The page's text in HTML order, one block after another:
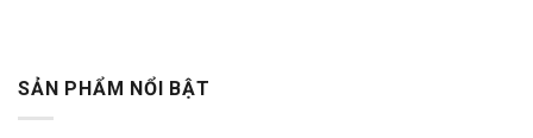
SẢN PHẨM NỔI BẬT